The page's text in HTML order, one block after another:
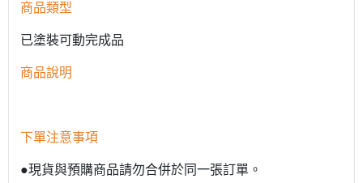
商品類型
已塗裝可動完成品
商品說明
下單注意事項
●現貨與預購商品請勿合併於同一張訂單。